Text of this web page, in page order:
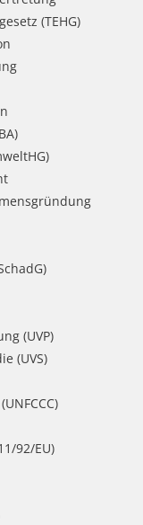
(TEHG)
(UVP)
(UVS)
92/EU)